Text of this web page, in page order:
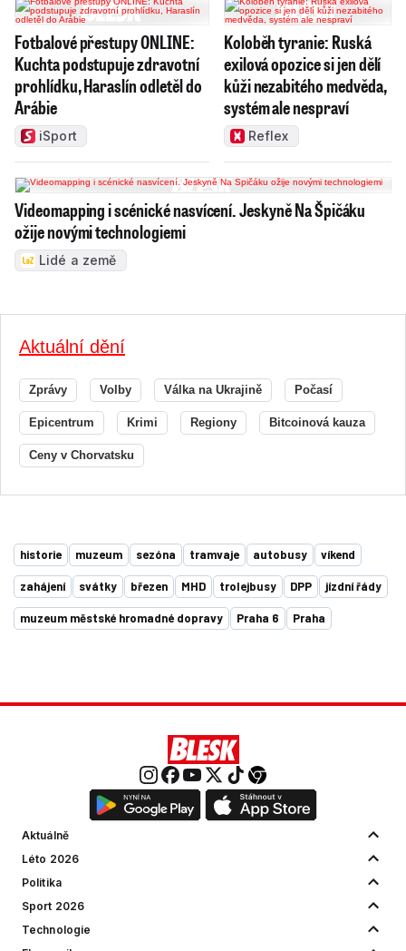
Fotbalové přestupy ONLINE:
Kuchta podstupuje zdravotní
prohlídku, Haraslín odletěl do
Arábie
iSport
Koloběh tyranie: Ruská
exilová opozice si jen dělí
kůži nezabitého medvěda,
systém ale nespraví
Reflex
Videomapping i scénické nasvícení. Jeskyně Na Špičáku
ožije novými technologiemi
Lidé a země
Aktuální dění
Zprávy Volby Válka na Ukrajině Počasí
Epicentrum Krimi Regiony Bitcoinová kauza
Ceny v Chorvatsku
historie muzeum sezóna tramvaje autobusy víkend
zahájení svátky březen MHD trolejbusy DPP jízdní řády
muzeum městské hromadné dopravy Praha 6 Praha
Aktuálně
Léto 2026
Politika
Sport 2026
Technologie